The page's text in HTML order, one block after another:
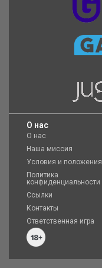
O нас
О нас
Наша миссия
Условия и положения
Политика
конфиденциальности
Ссылки
Контакты
Ответственная игра